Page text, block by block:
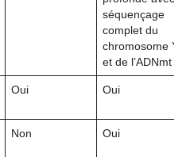
séquençage
complet du
chromosome Y
et de l’ADNmt
Oui Oui
Non Oui